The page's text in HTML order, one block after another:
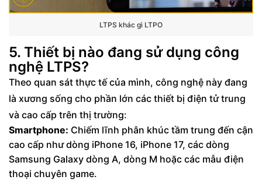
LTPS khác gì LTPO
5. Thiết bị nào đang sử dụng công
nghệ LTPS?
Theo quan sát thực tế của mình, công nghệ này đang
là xương sống cho phần lớn các thiết bị điện tử trung
và cao cấp trên thị trường:
Smartphone: Chiếm lĩnh phân khúc tầm trung đến cận
cao cấp như dòng iPhone 16, iPhone 17, các dòng
Samsung Galaxy dòng A, dòng M hoặc các mẫu điện
thoại chuyên game.